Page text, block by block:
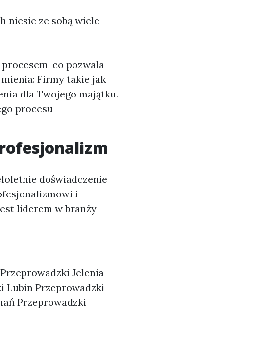
niesie ze sobą wiele
co pozwala
Firmy takie jak
dla Twojego majątku.
procesu
doświadczenie
i
liderem w branży
Jelenia
Lubin Przeprowadzki
Przeprowadzki